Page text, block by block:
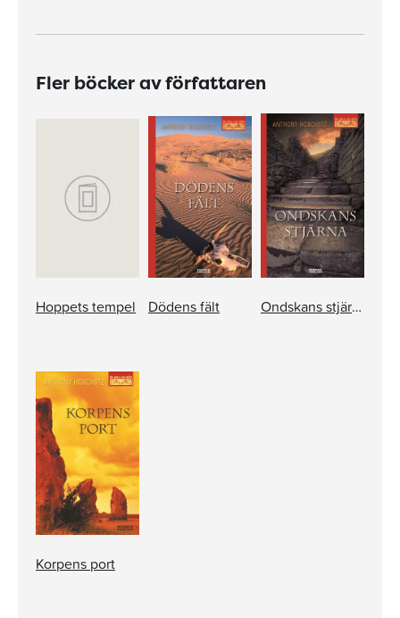
Fler böcker av författaren
Hoppets tempel Dödens fält Ondskans stjärna
Korpens port